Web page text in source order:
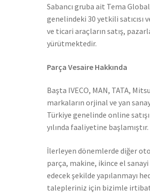
Sabancı gruba ait Tema
genelindeki 30 yetkili
ve ticari araçların satış,
yürütmektedir.
Parça Vesaire Hakkında
Başta IVECO, MAN, TATA,
markaların orjinal ve yan
Türkiye genelinde online
yılında faaliyetine başlamıştır.
İlerleyen dönemlerde diğer
parça, makine, ikince el
edecek şekilde yapılanmayı
talepleriniz için bizimle